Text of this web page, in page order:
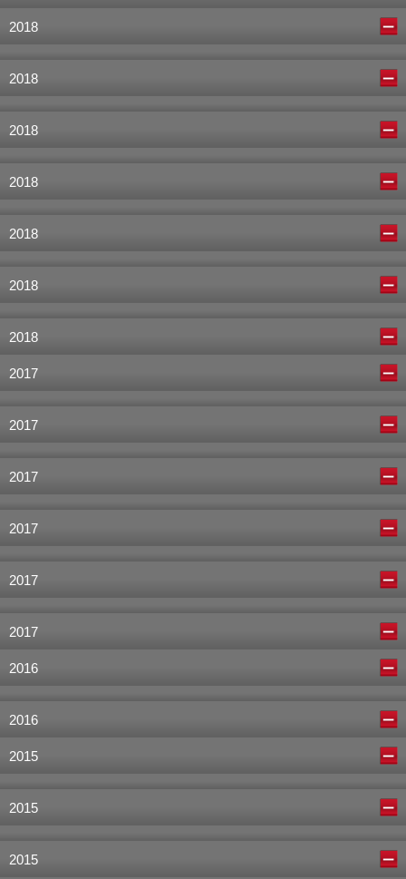
2018
2018
2018
2018
2018
2018
2018
2017
2017
2017
2017
2017
2017
2016
2016
2015
2015
2015